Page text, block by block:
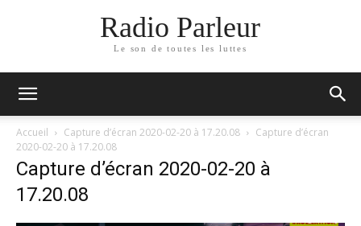
Radio Parleur
Le son de toutes les luttes
Accueil Capture d’écran 2020-02-20 à 17.20.08
Capture d’écran
2020-02-20 à 17.20.08
Capture d’écran 2020-02-20 à
17.20.08